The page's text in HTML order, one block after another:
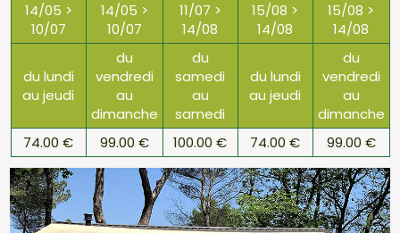
14/05 >
10/07
14/05 >
10/07
11/07 >
14/08
15/08 >
14/08
15/08 >
14/08
du lundi
au jeudi
du
vendredi
au
dimanche
du
samedi
au
samedi
du lundi
au jeudi
du
vendredi
au
dimanche
74.00 €
99.00 € 100.00 € 74.00 € 99.00 €